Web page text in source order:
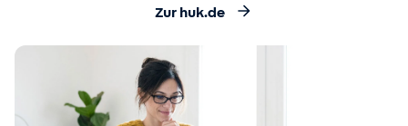
Zur huk.de